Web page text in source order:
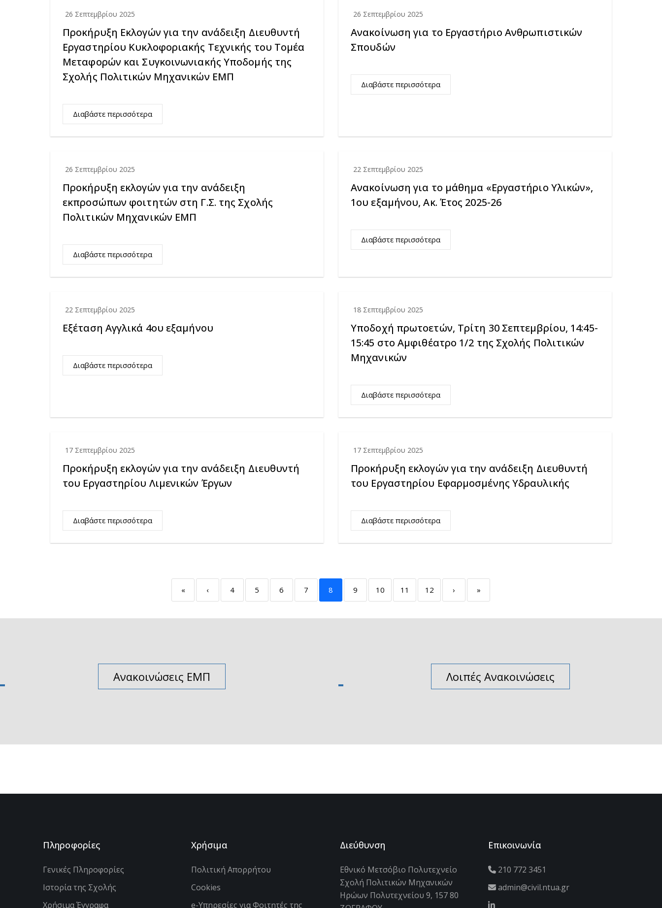
26 Σεπτεμβρίου 2025
Προκήρυξη Εκλογών για την ανάδειξη Διευθυντή
Εργαστηρίου Κυκλοφοριακής Τεχνικής του Τομέα
Μεταφορών και Συγκοινωνιακής Υποδομής της
Σχολής Πολιτικών Μηχανικών ΕΜΠ
Διαβάστε περισσότερα
26 Σεπτεμβρίου 2025
Ανακοίνωση για το Εργαστήριο Ανθρωπιστικών
Σπουδών
Διαβάστε περισσότερα
26 Σεπτεμβρίου 2025
Προκήρυξη εκλογών για την ανάδειξη
εκπροσώπων φοιτητών στη Γ.Σ. της Σχολής
Πολιτικών Μηχανικών ΕΜΠ
Διαβάστε περισσότερα
22 Σεπτεμβρίου 2025
Ανακοίνωση για το μάθημα «Εργαστήριο Υλικών»,
1ου εξαμήνου, Ακ. Έτος 2025-26
Διαβάστε περισσότερα
22 Σεπτεμβρίου 2025
Eξέταση Αγγλικά 4ου εξαμήνου
Διαβάστε περισσότερα
18 Σεπτεμβρίου 2025
Υποδοχή πρωτοετών, Τρίτη 30 Σεπτεμβρίου, 14:45-
15:45 στο Αμφιθέατρο 1/2 της Σχολής Πολιτικών
Μηχανικών
Διαβάστε περισσότερα
17 Σεπτεμβρίου 2025
Προκήρυξη εκλογών για την ανάδειξη Διευθυντή
του Εργαστηρίου Λιμενικών Έργων
Διαβάστε περισσότερα
17 Σεπτεμβρίου 2025
Προκήρυξη εκλογών για την ανάδειξη Διευθυντή
του Εργαστηρίου Εφαρμοσμένης Υδραυλικής
Διαβάστε περισσότερα
« ‹ 4 5 6 7 8 9 10 11 12 › »
Ανακοινώσεις ΕΜΠ Λοιπές Ανακοινώσεις
Πληροφορίες
Γενικές Πληροφορίες
Ιστορία της Σχολής
Χρήσιμα Έγγραφα
Χρήσιμα
Πολιτική Απορρήτου
Cookies
e-Υπηρεσίες για Φοιτητές της
Διεύθυνση
Εθνικό Μετσόβιο Πολυτεχνείο
Σχολή Πολιτικών Μηχανικών
Ηρώων Πολυτεχνείου 9, 157 80
Επικοινωνία
210 772 3451
admin@civil.ntua.gr